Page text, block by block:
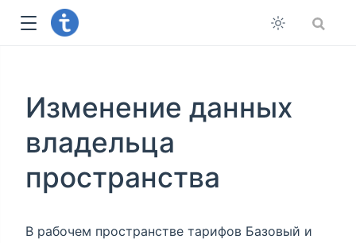
Изменение данных
владельца
пространства
В рабочем пространстве тарифов Базовый и